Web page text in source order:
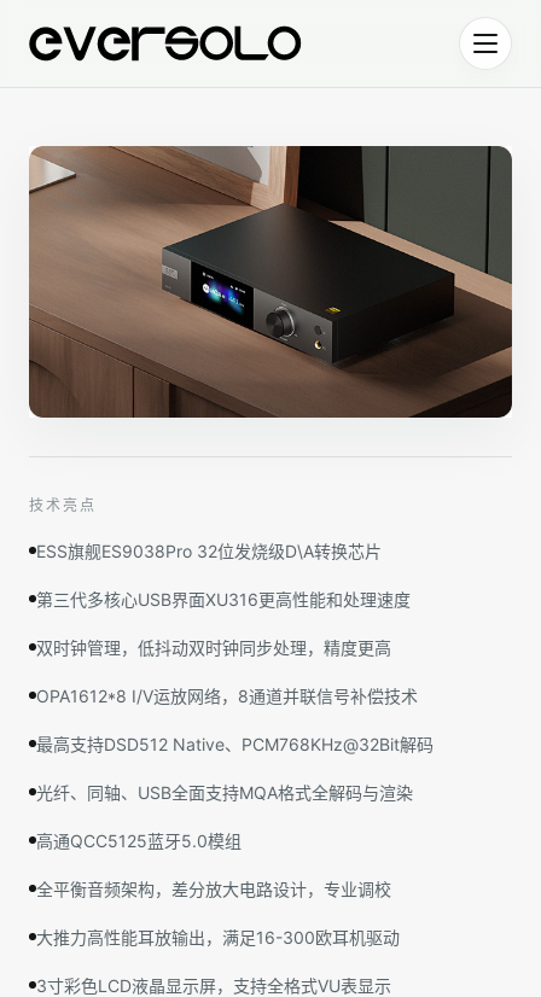
技术亮点
ESS旗舰ES9038Pro 32位发烧级D\A转换芯片
第三代多核心USB界面XU316更高性能和处理速度
双时钟管理，低抖动双时钟同步处理，精度更高
OPA1612*8 I/V运放网络，8通道并联信号补偿技术
最高支持DSD512 Native、PCM768KHz@32Bit解码
光纤、同轴、USB全面支持MQA格式全解码与渲染
高通QCC5125蓝牙5.0模组
全平衡音频架构，差分放大电路设计，专业调校
大推力高性能耳放输出，满足16-300欧耳机驱动
3寸彩色LCD液晶显示屏，支持全格式VU表显示